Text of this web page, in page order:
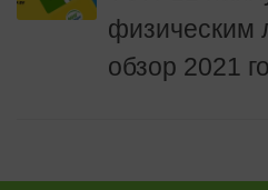
физическим
обзор 2021